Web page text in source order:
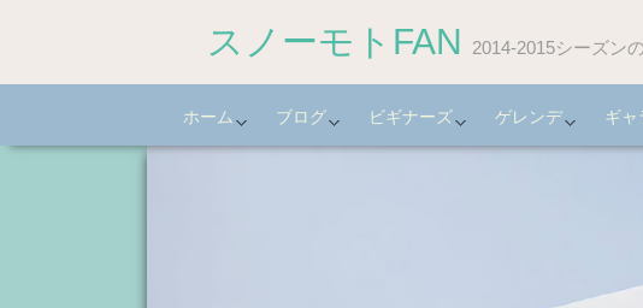
スノーモトFAN 2014-2015シーズン
ホーム ブログ ビギナーズ ゲレンデ ギャ